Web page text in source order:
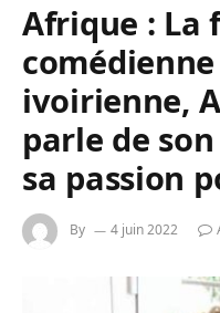
Afrique : La
comédienne
ivoirienne,
parle de
sa passion
By 4 juin 2022